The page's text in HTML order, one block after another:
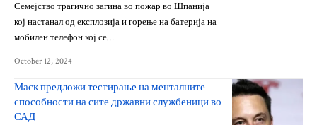
Семејство трагично загина во пожар во Шпанија
кој настанал од експлозија и горење на батерија на
мобилен телефон кој се…
October 12, 2024
Маск предложи тестирање на менталните
способности на сите државни службеници во
САД